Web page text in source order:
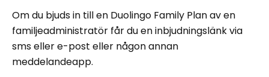
Om du bjuds in till en Duolingo Family Plan av en
familjeadministratör får du en inbjudningslänk via
sms eller e-post eller någon annan
meddelandeapp.